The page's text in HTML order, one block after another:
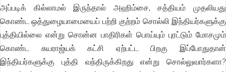
அப்படிக் கில்லாமல் இருந்தால் அஹிம்சை, சத்தியம் முதலியது
கொண்ட ஒத்துழையாமையைப் பற்றி குற்றம் சொல்லி இந்தியர்களுக்கு
புத்தியில்லை என்று சொன்ன பாதிரிகள் பொய்யும் புரட்டும் மோசமும்
கொண்ட சுயராஜ்யக் கட்சி ஏற்பட்ட பிறகு இப்போதுதான்
இந்தியர்களுக்கு புத்தி வந்திருக்கிறது என்று சொல்லுவார்களா?